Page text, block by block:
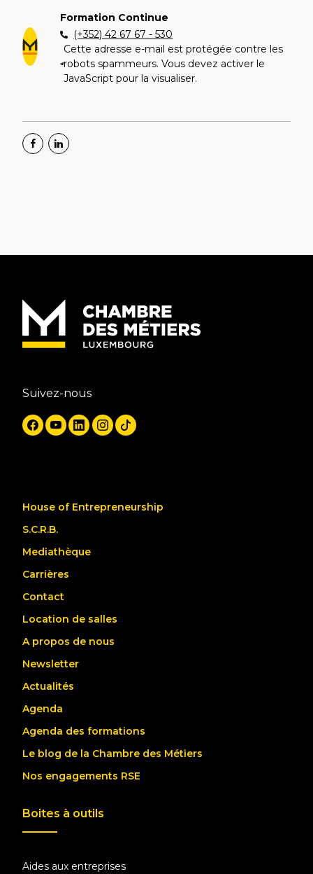
Formation Continue
(+352) 42 67 67 - 530
Cette adresse e-mail est protégée contre les
robots spammeurs. Vous devez activer le
JavaScript pour la visualiser.
Suivez-nous
House of Entrepreneurship
S.C.R.B.
Mediathèque
Carrières
Contact
Location de salles
A propos de nous
Newsletter
Actualités
Agenda
Agenda des formations
Le blog de la Chambre des Métiers
Nos engagements RSE
Boites à outils
Aides aux entreprises